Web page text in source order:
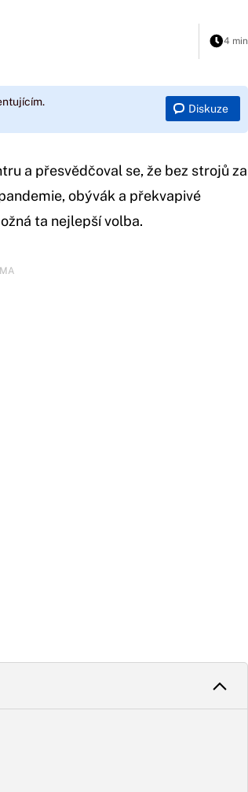
4 min
Diskuze
a přesvědčoval se, že bez strojů za
obývák a překvapivé
ta nejlepší volba.